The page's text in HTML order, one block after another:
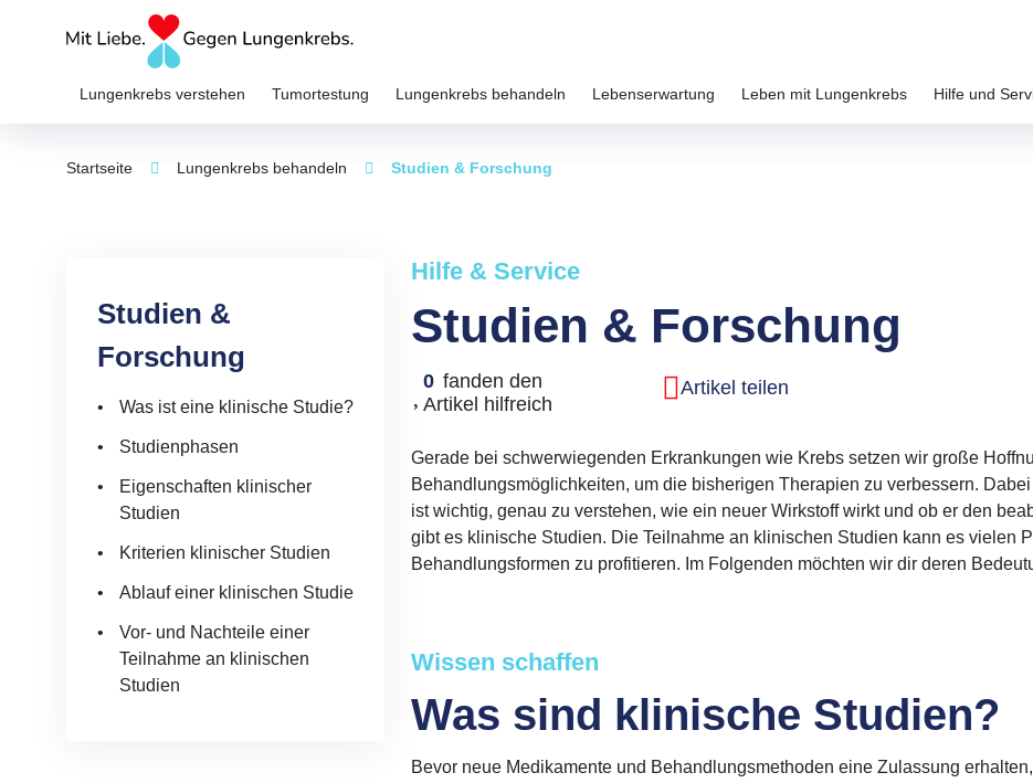
Lungenkrebs verstehen Tumortestung Lungenkrebs behandeln Lebenserwartung Leben mit Lungenkrebs Hilfe und
Startseite Lungenkrebs behandeln Studien & Forschung
Hilfe & Service
Studien & Forschung
0 fanden den
Artikel hilfreich
Artikel teilen
Gerade bei schwerwiegenden Erkrankungen wie Krebs setzen wir große
Behandlungsmöglichkeiten, um die bisherigen Therapien zu verbessern.
ist wichtig, genau zu verstehen, wie ein neuer Wirkstoff wirkt und ob er den
gibt es klinische Studien. Die Teilnahme an klinischen Studien kann es vielen
Behandlungsformen zu profitieren. Im Folgenden möchten wir dir deren
Wissen schaffen
Was sind klinische Studien?
Bevor neue Medikamente und Behandlungsmethoden eine Zulassung
Studien &
Forschung
Was ist eine klinische Studie?
Studienphasen
Eigenschaften klinischer
Studien
Kriterien klinischer Studien
Ablauf einer klinischen Studie
Vor- und Nachteile einer
Teilnahme an klinischen
Studien